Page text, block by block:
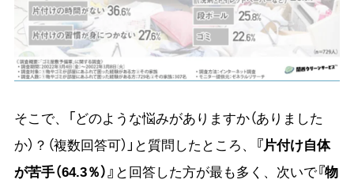
そこで、「どのような悩みがありますか（ありました
か）？（複数回答可）」と質問したところ、 『片付け自体
が苦手（64.3％）』 と回答した方が最も多く、次いで『物